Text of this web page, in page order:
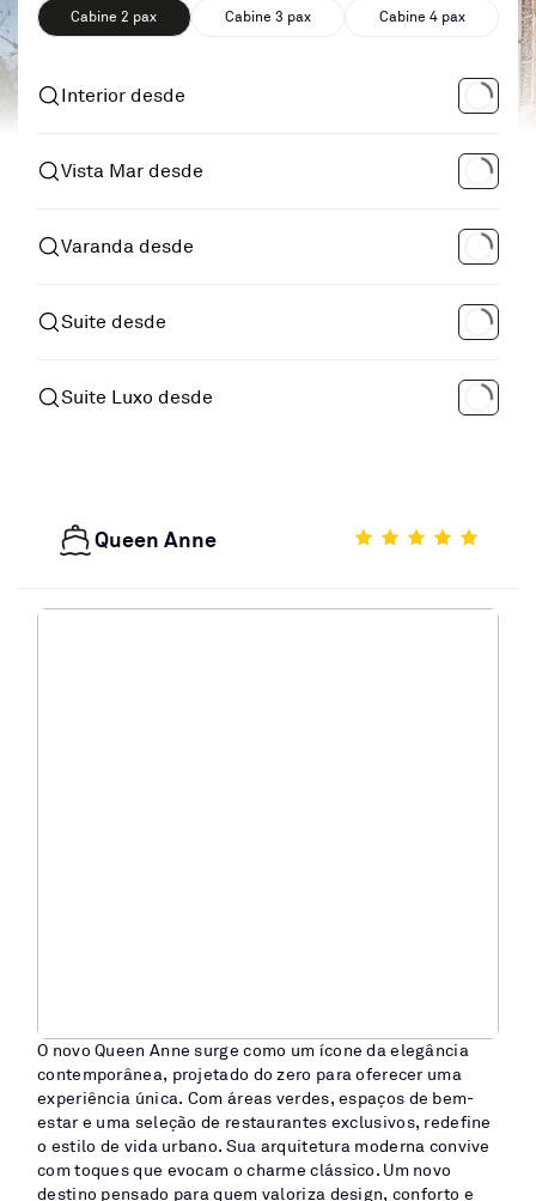
Cabine 2 pax Cabine 3 pax Cabine 4 pax
Interior desde
Vista Mar desde
Varanda desde
Suite desde
Suite Luxo desde
Queen Anne
O novo Queen Anne surge como um ícone da elegância
contemporânea, projetado do zero para oferecer uma
experiência única. Com áreas verdes, espaços de bem-
estar e uma seleção de restaurantes exclusivos, redefine
o estilo de vida urbano. Sua arquitetura moderna convive
com toques que evocam o charme clássico. Um novo
destino pensado para quem valoriza design, conforto e